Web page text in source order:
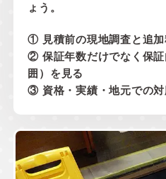
ょう。
① 見積前の現地調査と追
② 保証年数だけでなく保
囲）を見る
③ 資格・実績・地元での